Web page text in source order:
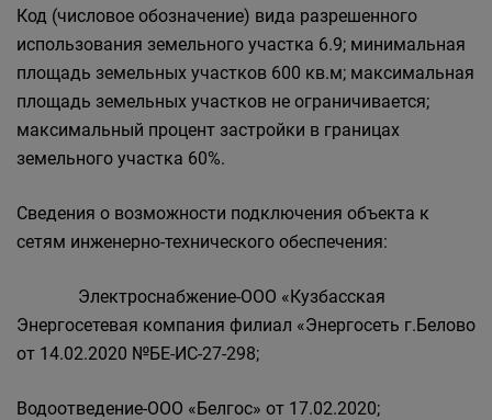
Код (числовое обозначение) вида разрешенного
использования земельного участка 6.9; минимальная
площадь земельных участков 600 кв.м; максимальная
площадь земельных участков не ограничивается;
максимальный процент застройки в границах
земельного участка 60%.
Сведения о возможности подключения объекта к
сетям инженерно-технического обеспечения:
Электроснабжение-ООО «Кузбасская
Энергосетевая компания филиал «Энергосеть г.Белово
от 14.02.2020 №БЕ-ИС-27-298;
Водоотведение-ООО «Белгос» от 17.02.2020;